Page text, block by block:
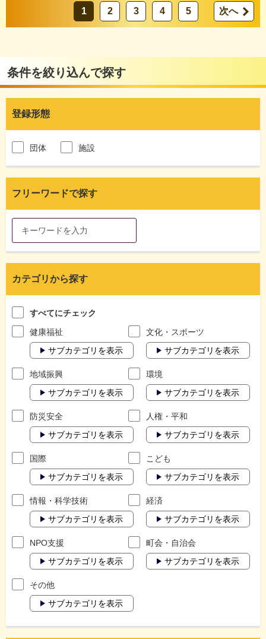
1 2 3 4 5 次へ
条件を絞り込んで探す
登録形態
団体 施設
フリーワードで探す
カテゴリから探す
すべてにチェック
健康福祉
サブカテゴリを表示
文化・スポーツ
サブカテゴリを表示
地域振興
サブカテゴリを表示
環境
サブカテゴリを表示
防災安全
サブカテゴリを表示
人権・平和
サブカテゴリを表示
国際
サブカテゴリを表示
こども
サブカテゴリを表示
情報・科学技術
サブカテゴリを表示
経済
サブカテゴリを表示
NPO支援
サブカテゴリを表示
町会・自治会
サブカテゴリを表示
その他
サブカテゴリを表示